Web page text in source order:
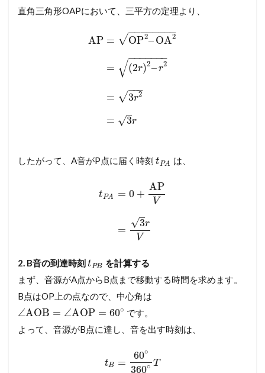
直角三角形OAPにおいて、三平方の定理より、
AP = OP2–OA2
− −
−−−−−−
√
= (2r)2–r2
− −
−−−−−
√
= 3r2
−−
−
√
=
3
–
√ r
したがって、A音がP点に届く時刻 tPA は、
tPA = 0 +
AP
V
=
3
–
√ r
V
2. B音の到達時刻tPB を計算する
まず、音源がA点からB点まで移動する時間を求めます。
B点はOP上の点なので、中心角は
∠AOB = ∠AOP = 60∘ です。
よって、音源がB点に達し、音を出す時刻は、
tB =
60∘
360∘ T